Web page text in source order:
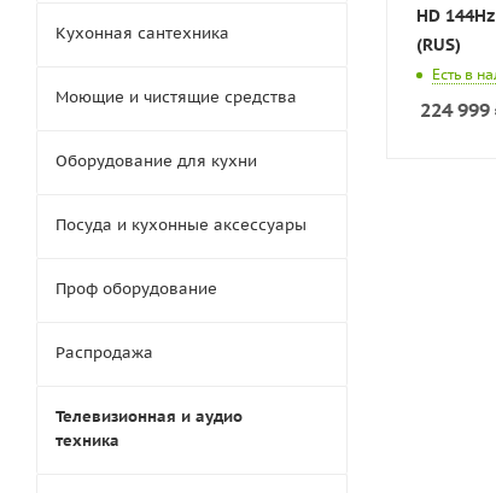
HD
(RUS)
Есть в
224 999
Кухонная сантехника
Моющие и чистящие средства
Оборудование для кухни
Посуда и кухонные аксессуары
Проф оборудование
Распродажа
Телевизионная и аудио
техника